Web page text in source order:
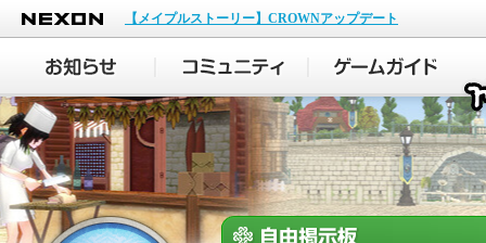
NEXON
【メイプルストーリー】CROWNアップデート